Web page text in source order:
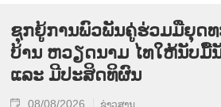
ຊຸກ​ຍູ້​ການ​ພົວ​ພັນ​ຄູ່​ຮ່ວມ​ມື​ຍຸດ​
ບ້ານ ຫວຽດ​ນາມ ໄທ​ໃຫ້​ນັບ​ມື້​
ແລະ ມີ​ປະ​ສິດ​ທິ​ຜົນ
08/08/2026